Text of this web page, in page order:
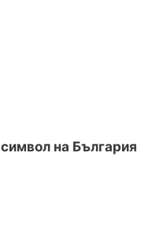
символ на България